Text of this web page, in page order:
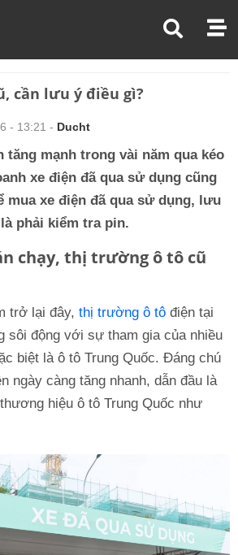
Lái Xe
cần lưu ý điều gì?
- 13:21 - Ducht
tăng mạnh trong vài năm qua kéo
xe điện đã qua sử dụng cũng
mua xe điện đã qua sử dụng, lưu
phải kiểm tra pin.
chạy, thị trường ô tô cũ
trở lại đây, thị trường ô tô điện tại
sôi động với sự tham gia của nhiều
biệt là ô tô Trung Quốc. Đáng chú
ngày càng tăng nhanh, dẫn đầu là
hiệu ô tô Trung Quốc như